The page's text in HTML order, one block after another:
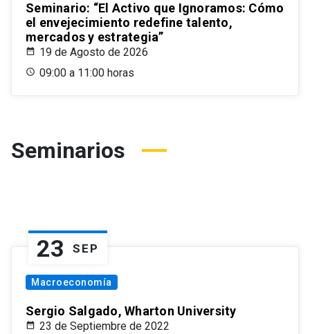
Seminario: “El Activo que Ignoramos: Cómo
el envejecimiento redefine talento,
mercados y estrategia”
19 de Agosto de 2026
09:00 a 11:00 horas
Seminarios
23 SEP
Macroeconomía
Sergio Salgado, Wharton University
23 de Septiembre de 2022